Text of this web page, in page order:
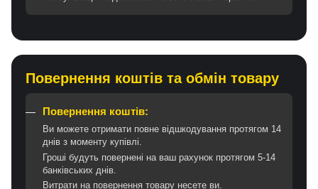
Повернення коштів та обмін товару
Повернення коштів:
Ви можете отримати повне відшкодування протягом 14
днів з моменту купівлі.
Гроші будуть повернені на ваш рахунок протягом 5-14
банківських днів.
Витрати на повернення товару несете ви.